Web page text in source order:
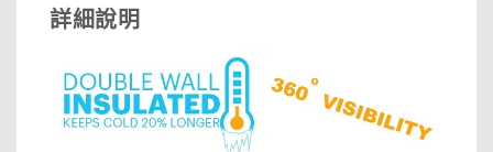
詳細說明